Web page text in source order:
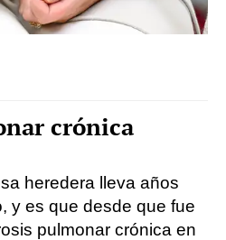
crónica
heredera lleva años
y es que desde que fue
pulmonar crónica en